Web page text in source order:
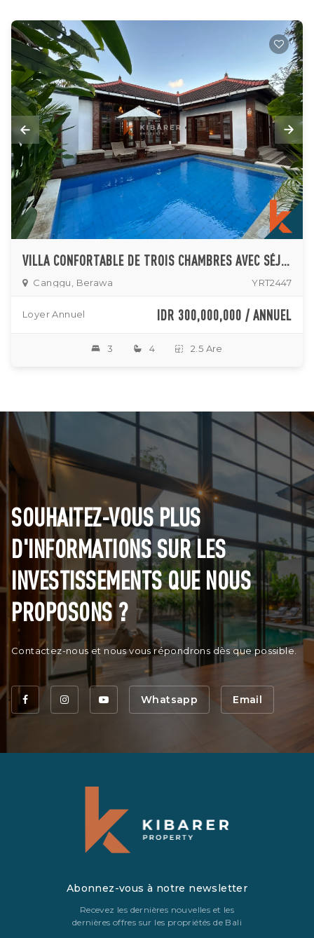
VILLA CONFORTABLE DE TROIS CHAMBRES AVEC SÉJOUR FERMÉ ET PISCINE PRIVÉE À CANGGU
Canggu, Berawa YRT2447
Loyer Annuel IDR 300,000,000 / ANNUEL
3 4 2.5 Are
SOUHAITEZ-VOUS PLUS
D'INFORMATIONS SUR LES
INVESTISSEMENTS QUE NOUS
PROPOSONS ?
Contactez-nous et nous vous répondrons dès que possible.
Whatsapp Email
Abonnez-vous à notre newsletter
Recevez les dernières nouvelles et les
dernières offres sur les propriétés de Bali